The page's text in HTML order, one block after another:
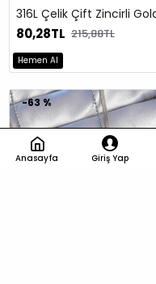
80,28TL 215,88TL
Hemen Al
-63 %
Anasayfa Giriş Yap